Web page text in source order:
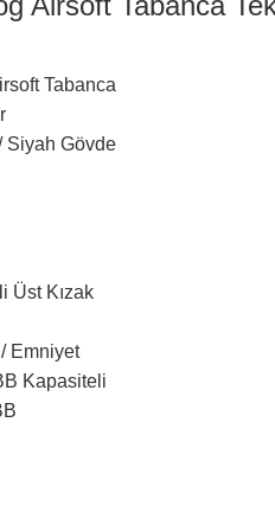
Tabanca
Siyah Gövde
Üst Kızak
/ Emniyet
Kapasiteli